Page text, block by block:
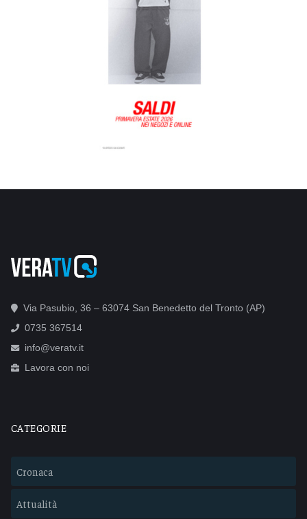
Via Pasubio, 36 – 63074 San Benedetto del Tronto (AP)
0735 367514
info@veratv.it
Lavora con noi
CATEGORIE
Cronaca
Attualità